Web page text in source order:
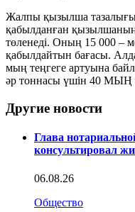
Жалпы қызылша
қабылданған
төленеді. Оның 15 000 –
қабылдайтын бағасы.
мың теңгеге артуына
әр тоннасы үшін 40 МЫҢ
Другие новости
Глава
консультировал
06.08.26
Общество